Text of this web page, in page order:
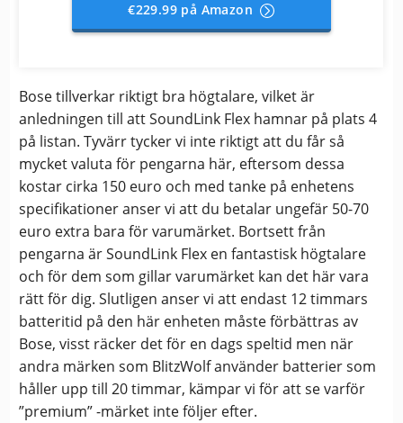
€229.99 på Amazon
Bose tillverkar riktigt bra högtalare, vilket är
anledningen till att SoundLink Flex hamnar på plats 4
på listan. Tyvärr tycker vi inte riktigt att du får så
mycket valuta för pengarna här, eftersom dessa
kostar cirka 150 euro och med tanke på enhetens
specifikationer anser vi att du betalar ungefär 50-70
euro extra bara för varumärket. Bortsett från
pengarna är SoundLink Flex en fantastisk högtalare
och för dem som gillar varumärket kan det här vara
rätt för dig. Slutligen anser vi att endast 12 timmars
batteritid på den här enheten måste förbättras av
Bose, visst räcker det för en dags speltid men när
andra märken som BlitzWolf använder batterier som
håller upp till 20 timmar, kämpar vi för att se varför
”premium” -märket inte följer efter.